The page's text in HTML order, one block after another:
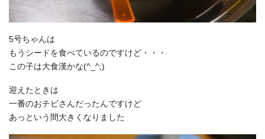
5号ちゃんは
もうシードを食べているのですけど・・・
この子は大食漢かな(^_^;)
迎えたときは
一番のおチビさんだったんですけど
あっという間大きくなりました